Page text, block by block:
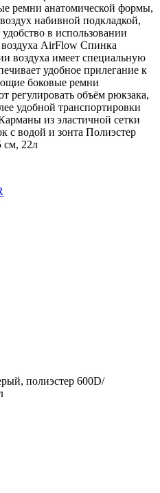
ремни анатомической формы,
набивной подкладкой,
в использовании
AirFlow Спинка
воздуха имеет специальную
удобное прилегание к
боковые ремни
регулировать объём рюкзака,
удобной транспортировки
из эластичной сетки
с водой и зонта Полиэстер
см, 22л
полиэстер 600D/